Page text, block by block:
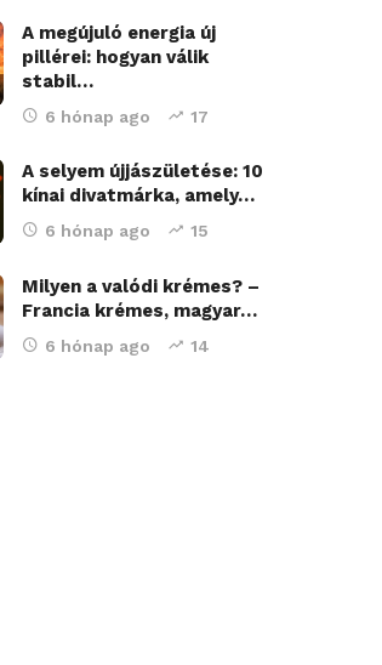
A megújuló energia új
pillérei: hogyan válik
stabil…
6 hónap ago 17
A selyem újjászületése: 10
kínai divatmárka, amely…
6 hónap ago 15
Milyen a valódi krémes? –
Francia krémes, magyar…
6 hónap ago 14